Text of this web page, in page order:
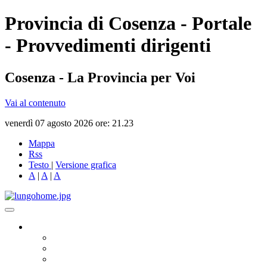
Provincia di Cosenza - Portale
- Provvedimenti dirigenti
Cosenza - La Provincia per Voi
Vai al contenuto
venerdì 07 agosto 2026 ore: 21.23
Mappa
Rss
Testo | Versione grafica
A | A | A